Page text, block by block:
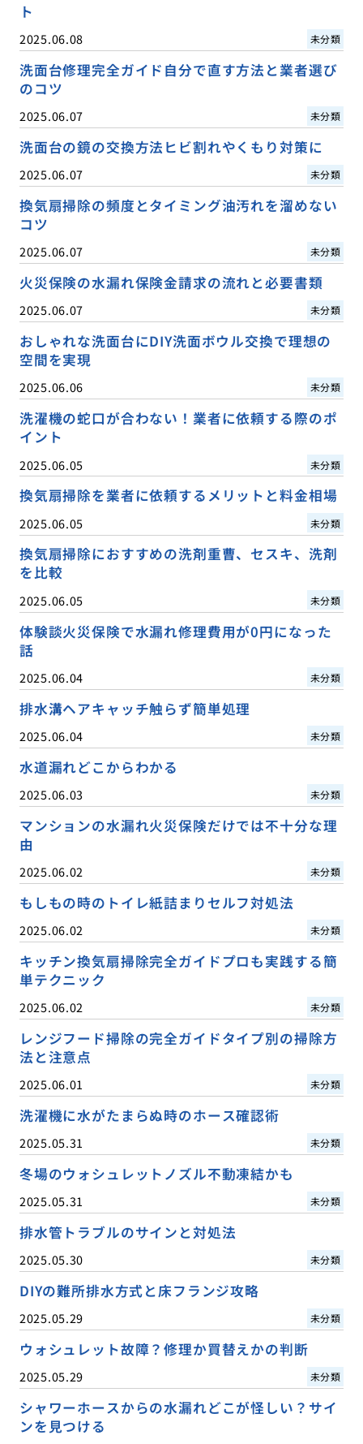
ト
2025.06.08 未分類
洗面台修理完全ガイド自分で直す方法と業者選び
のコツ
2025.06.07 未分類
洗面台の鏡の交換方法ヒビ割れやくもり対策に
2025.06.07 未分類
換気扇掃除の頻度とタイミング油汚れを溜めない
コツ
2025.06.07 未分類
火災保険の水漏れ保険金請求の流れと必要書類
2025.06.07 未分類
おしゃれな洗面台にDIY洗面ボウル交換で理想の
空間を実現
2025.06.06 未分類
洗濯機の蛇口が合わない！業者に依頼する際のポ
イント
2025.06.05 未分類
換気扇掃除を業者に依頼するメリットと料金相場
2025.06.05 未分類
換気扇掃除におすすめの洗剤重曹、セスキ、洗剤
を比較
2025.06.05 未分類
体験談火災保険で水漏れ修理費用が0円になった
話
2025.06.04 未分類
排水溝ヘアキャッチ触らず簡単処理
2025.06.04 未分類
水道漏れどこからわかる
2025.06.03 未分類
マンションの水漏れ火災保険だけでは不十分な理
由
2025.06.02 未分類
もしもの時のトイレ紙詰まりセルフ対処法
2025.06.02 未分類
キッチン換気扇掃除完全ガイドプロも実践する簡
単テクニック
2025.06.02 未分類
レンジフード掃除の完全ガイドタイプ別の掃除方
法と注意点
2025.06.01 未分類
洗濯機に水がたまらぬ時のホース確認術
2025.05.31 未分類
冬場のウォシュレットノズル不動凍結かも
2025.05.31 未分類
排水管トラブルのサインと対処法
2025.05.30 未分類
DIYの難所排水方式と床フランジ攻略
2025.05.29 未分類
ウォシュレット故障？修理か買替えかの判断
2025.05.29 未分類
シャワーホースからの水漏れどこが怪しい？サイ
ンを見つける